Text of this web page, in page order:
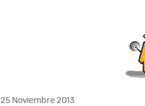
25 Noviembre 2013